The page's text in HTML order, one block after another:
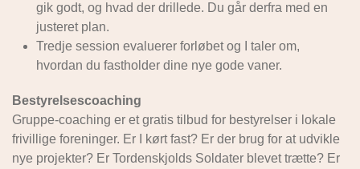
gik godt, og hvad der drillede. Du går derfra med en
justeret plan.
Tredje session evaluerer forløbet og I taler om,
hvordan du fastholder dine nye gode vaner.
Bestyrelsescoaching
Gruppe-coaching er et gratis tilbud for bestyrelser i lokale
frivillige foreninger. Er I kørt fast? Er der brug for at udvikle
nye projekter? Er Tordenskjolds Soldater blevet trætte? Er